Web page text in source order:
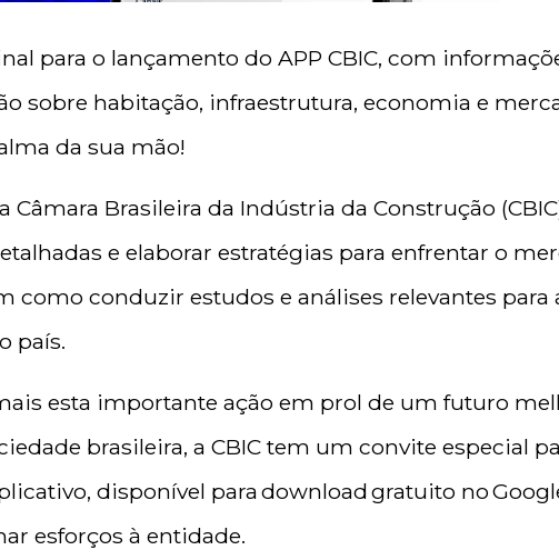
para o lançamento do APP CBIC, com
sobre habitação, infraestrutura, economia e
da sua mão!
Câmara Brasileira da Indústria da Construção
e elaborar estratégias para enfrentar o
como conduzir estudos e análises relevantes para
país.
esta importante ação em prol de um futuro
brasileira, a CBIC tem um convite especial
disponível para download gratuito no
esforços à entidade.